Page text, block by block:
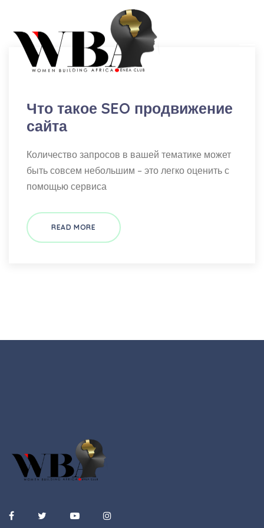
krippa
Что такое SEO продвижение
сайта
Количество запросов в вашей тематике может
быть совсем небольшим – это легко оценить с
помощью сервиса
READ MORE